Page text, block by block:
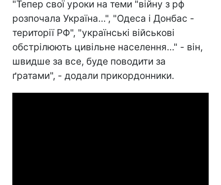
"Тепер свої уроки на теми "війну з рф
розпочала Україна…", "Одеса і Донбас -
території РФ", "українські військові
обстрілюють цивільне населення…" - він,
швидше за все, буде поводити за
ґратами", - додали прикордонники.